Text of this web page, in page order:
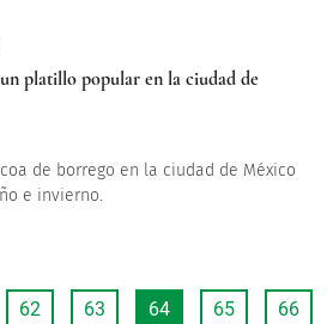
un platillo popular en la ciudad de
de borrego en la ciudad de México
e invierno.
62 63 64 65 66